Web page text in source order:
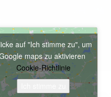
auf "Ich stimme zu", um
maps zu aktivieren
Cookie-Richtlinie